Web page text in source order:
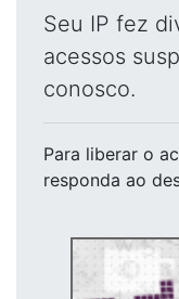
Seu IP fez
acessos
conosco.
Para liberar o
responda ao